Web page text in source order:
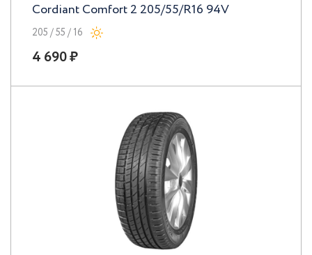
Cordiant Comfort 2 205/55/R16 94V
205 / 55 / 16
4 690 ₽